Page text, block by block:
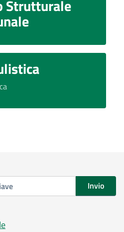
Strutturale
Invio